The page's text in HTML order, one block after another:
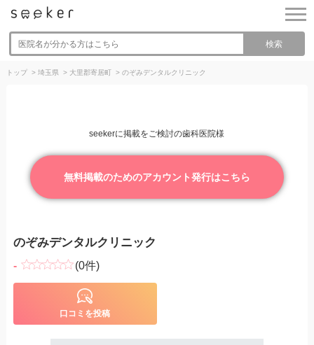
検索
トップ > 埼玉県 > 大里郡寄居町 > のぞみデンタルクリニック
seekerに掲載をご検討の歯科医院様
無料掲載のためのアカウント発行はこちら
のぞみデンタルクリニック
- (0件)
口コミを投稿